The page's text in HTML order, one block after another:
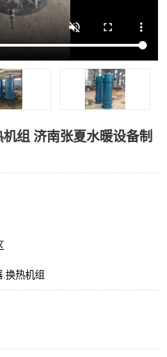
组 济南张夏水暖设备制
换热机组